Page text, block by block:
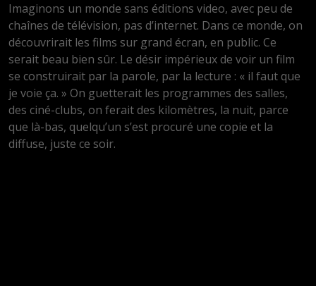
Imaginons un monde sans éditions video, avec peu de
chaînes de télévision, pas d’internet. Dans ce monde, on
découvrirait les films sur grand écran, en public. Ce
serait beau bien sûr. Le désir impérieux de voir un film
se construirait par la parole, par la lecture : « il faut que
je voie ça. » On guetterait les programmes des salles,
des ciné-clubs, on ferait des kilomètres, la nuit, parce
que là-bas, quelqu’un s’est procuré une copie et la
diffuse, juste ce soir.